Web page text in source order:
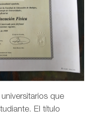
que
El título